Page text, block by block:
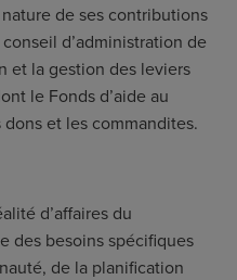
de ses contributions
d’administration de
et la gestion des leviers
le Fonds d’aide au
et les commandites.
d’affaires du
des besoins spécifiques
de la planification